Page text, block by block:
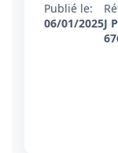
Publié le:
06/01/2025J P